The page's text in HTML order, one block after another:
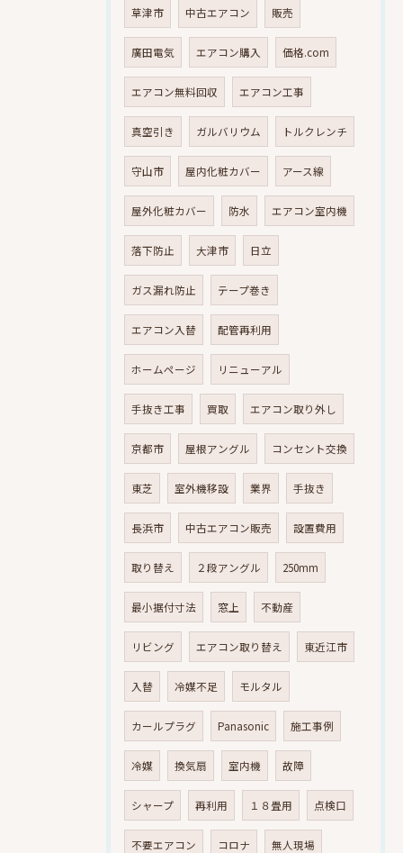
草津市 中古エアコン 販売
廣田電気 エアコン購入 価格.com
エアコン無料回収 エアコン工事
真空引き ガルバリウム トルクレンチ
守山市 屋内化粧カバー アース線
屋外化粧カバー 防水 エアコン室内機
落下防止 大津市 日立
ガス漏れ防止 テープ巻き
エアコン入替 配管再利用
ホームページ リニューアル
手抜き工事 買取 エアコン取り外し
京都市 屋根アングル コンセント交換
東芝 室外機移設 業界 手抜き
長浜市 中古エアコン販売 設置費用
取り替え ２段アングル 250mm
最小据付寸法 窓上 不動産
リビング エアコン取り替え 東近江市
入替 冷媒不足 モルタル
カールプラグ Panasonic 施工事例
冷媒 換気扇 室内機 故障
シャープ 再利用 １８畳用 点検口
不要エアコン コロナ 無人現場